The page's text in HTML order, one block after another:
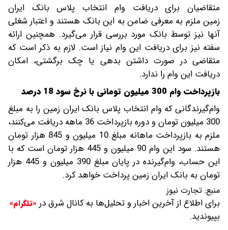
متقاضیان برای دریافت وام انتخاب پلاس بانک ایران
زمین ملزم به معرفی ضامن به این بانک هستند و اعتبار شغلی
آنها نیز توسط بانک مورد بررسی قرار می‌گیرد. همچنین ارائه
سفته نیز برای دریافت این وام نیاز است. لازم به ذکر است که
متقاضی در صورت داشتن بدهی یا چک برگشتی، امکان
دریافت این وام را ندارد.
بازپرداخت وام 300 میلیون تومانی با نرخ سود 18 درصد
وام‌گیرندگانی که وام انتخاب پلاس بانک ایران زمین را به مبلغ
300 میلیون تومان و دوره بازپرداخت 36 ماهه دریافت می‌کنند،
ملزم به بازپرداخت ماهانه مبلغ 10 میلیون و 845 هزار تومان
هستند. سود این وام 90 میلیون و 445 هزار تومان است که با
این حساب، وام‌گیرنده در پایان مبلغ 390 میلیون و 445 هزار
تومان به بانک ایران زمین پرداخت خواهد کرد.
منبع: تجارت نیوز
برای اطلاع از آخرین اخبار و تحلیل‌ها به کانال شرق در «تلگرام»
بپیوندید.